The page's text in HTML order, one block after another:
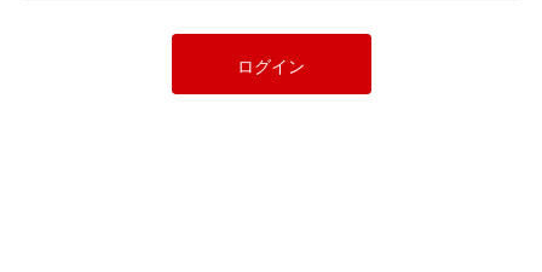
ログイン